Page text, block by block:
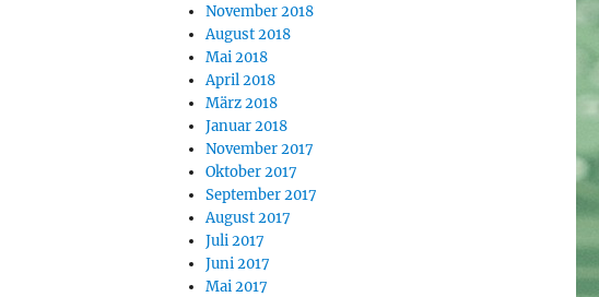
November 2018
August 2018
Mai 2018
April 2018
März 2018
Januar 2018
November 2017
Oktober 2017
September 2017
August 2017
Juli 2017
Juni 2017
Mai 2017